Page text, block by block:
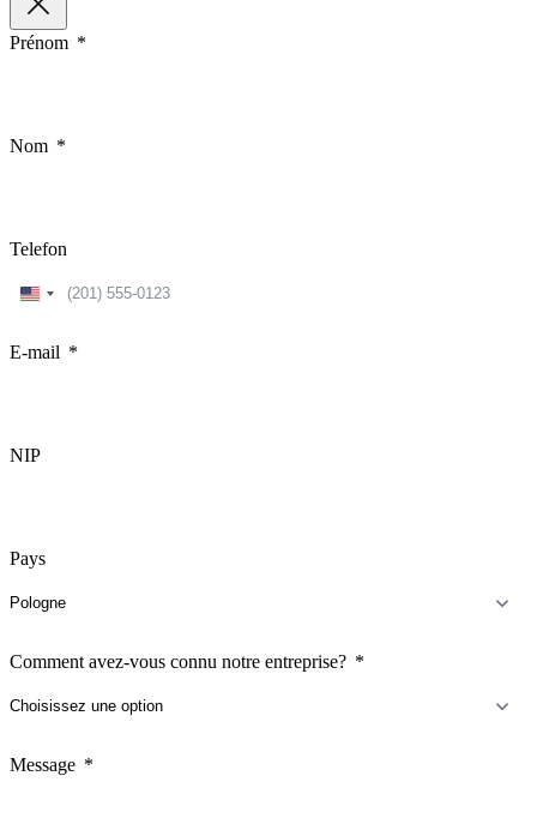
Prénom
Nom
Telefon
United
E-mail
NIP
Pays
Comment avez-vous connu notre entreprise?
Message